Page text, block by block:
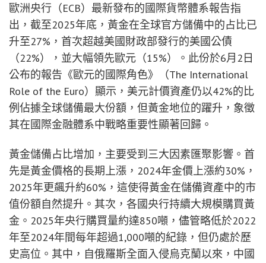
歐洲央行（ECB）最新發布的國際貨幣體系報告指
出，截至2025年底，黃金在全球官方儲備中的占比已
升至27%，首次超越美國財政部發行的美國公債
（22%），並大幅領先歐元（15%）。此份於6月2日
公布的報告《歐元的國際角色》（The International
Role of the Euro）顯示，美元計價資產仍以42%的比
例佔據全球儲備最大份額，但黃金地位的躍升，象徵
其在國際金融體系中戰略重要性顯著回歸。
黃金儲備占比增加，主要受到三大因素匯聚影響。首
先是黃金價格的長期上漲，2024年金價上漲約30%，
2025年更飆升約60%，這使得黃金在儲備資產中的市
值份額自然提升。其次，各國央行持續大規模購買黃
金。2025年央行購買量約達850噸，儘管略低於2022
年至2024年間每年超過1,000噸的紀錄，但仍處於歷
史高位。其中，自俄羅斯全面入侵烏克蘭以來，中國